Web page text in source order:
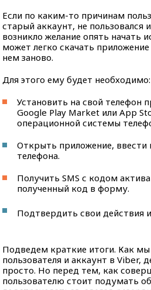
Если по каким-то причинам
старый аккаунт, не пользовался
возникло желание опять начать
может легко скачать
нем заново.
Для этого ему будет необходимо:
Установить на свой телефон
Google Play Market или App
операционной системы
Открыть приложение,
телефона.
Получить SMS с кодом
полученный код в форму.
Подтвердить свои действия
Подведем краткие итоги. Как
пользователя и аккаунт в Viber,
просто. Но перед тем, как
пользователю стоит подумать